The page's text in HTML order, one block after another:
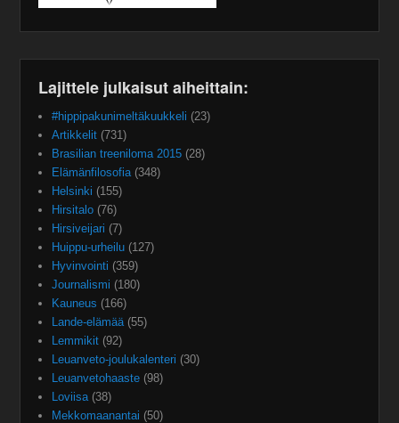
Lajittele julkaisut aiheittain:
#hippipakunimeltäkuukkeli (23)
Artikkelit (731)
Brasilian treeniloma 2015 (28)
Elämänfilosofia (348)
Helsinki (155)
Hirsitalo (76)
Hirsiveijari (7)
Huippu-urheilu (127)
Hyvinvointi (359)
Journalismi (180)
Kauneus (166)
Lande-elämää (55)
Lemmikit (92)
Leuanveto-joulukalenteri (30)
Leuanvetohaaste (98)
Loviisa (38)
Mekkomaanantai (50)